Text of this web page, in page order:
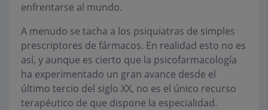
enfrentarse al mundo.
A menudo se tacha a los psiquiatras de simples
prescriptores de fármacos. En realidad esto no es
así, y aunque es cierto que la psicofarmacología
ha experimentado un gran avance desde el
último tercio del siglo XX, no es el único recurso
terapéutico de que dispone la especialidad.